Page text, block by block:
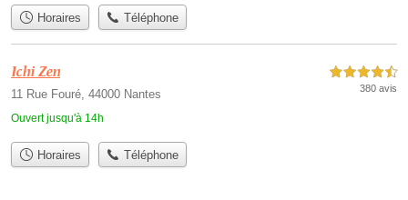
Horaires Téléphone
Ichi Zen
11 Rue Fouré, 44000 Nantes
Ouvert jusqu'à 14h
4,5 étoiles sur 5
380 avis
Horaires Téléphone